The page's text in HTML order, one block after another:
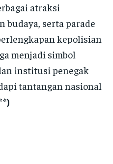
atraksi
serta parade
kepolisian
menjadi simbol
institusi penegak
tantangan nasional